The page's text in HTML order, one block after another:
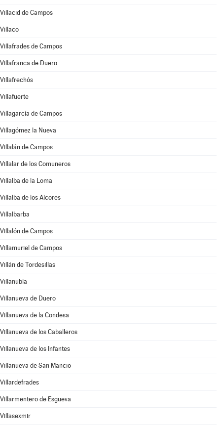
Villacid de Campos
Villaco
Villafrades de Campos
Villafranca de Duero
Villafrechós
Villafuerte
Villagarcía de Campos
Villagómez la Nueva
Villalán de Campos
Villalar de los Comuneros
Villalba de la Loma
Villalba de los Alcores
Villalbarba
Villalón de Campos
Villamuriel de Campos
Villán de Tordesillas
Villanubla
Villanueva de Duero
Villanueva de la Condesa
Villanueva de los Caballeros
Villanueva de los Infantes
Villanueva de San Mancio
Villardefrades
Villarmentero de Esgueva
Villasexmir